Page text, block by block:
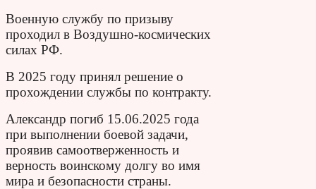
Военную службу по призыву
проходил в Воздушно-космических
силах РФ.
В 2025 году принял решение о
прохождении службы по контракту.
Александр погиб 15.06.2025 года
при выполнении боевой задачи,
проявив самоотверженность и
верность воинскому долгу во имя
мира и безопасности страны.